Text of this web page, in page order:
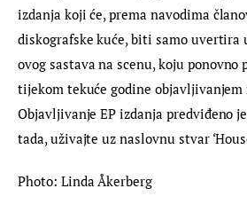
izdanja koji će, prema navodima
diskografske kuće, biti samo
ovog sastava na scenu, koju
tijekom tekuće godine objavljivanjem
Objavljivanje EP izdanja predviđeno
tada, uživajte uz naslovnu stvar
Photo: Linda Åkerberg